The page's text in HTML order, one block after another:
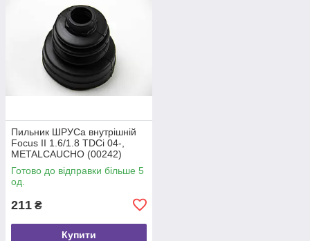
Пильник ШРУСа внутрішній
Focus II 1.6/1.8 TDCi 04-,
METALCAUCHO (00242)
Готово до відправки більше 5
од.
211 ₴
Купити